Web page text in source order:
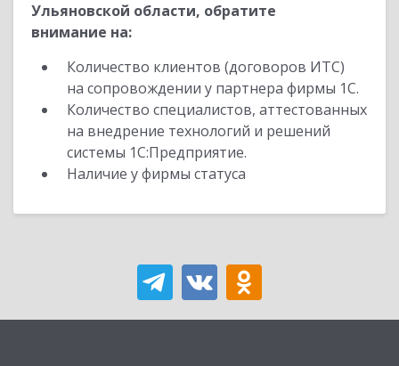
Ульяновской области, обратите
внимание на:
Количество клиентов (договоров ИТС)
на сопровождении у партнера фирмы 1С.
Количество специалистов, аттестованных
на внедрение технологий и решений
системы 1С:Предприятие.
Наличие у фирмы статуса